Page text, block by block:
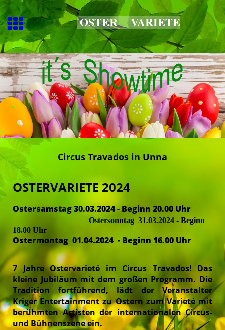
OSTER VARIETE
Circus Travados in Unna
OSTERVARIETE 2024
Ostersamstag 30.03.2024 - Beginn 20.00 Uhr
Ostersonntag 31.03.2024 - Beginn
18.00 Uhr
Ostermontag 01.04.2024 - Beginn 16.00 Uhr
7 Jahre Ostervarieté im Circus Travados! Das
kleine Jubiläum mit dem großen Programm. Die
Tradition fortführend, lädt der Veranstalter
Kriger Entertainment zu Ostern zum Varieté mit
berühmten Artisten der internationalen Circus-
und Bühnenszene ein.